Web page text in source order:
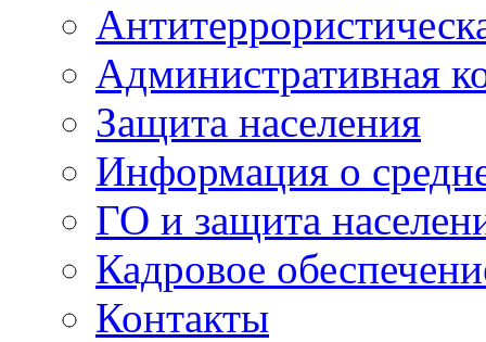
Административная
Защита населения
Информация о
ГО и защита
Кадровое
Контакты